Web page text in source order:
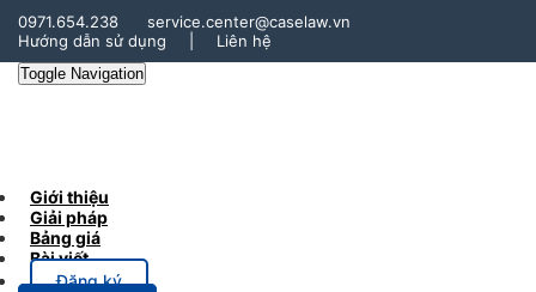
0971.654.238
service.center@caselaw.vn
Hướng dẫn sử dụng
Liên hệ
Toggle Navigation
Giới thiệu
Giải pháp
Bảng giá
Bài viết
Đăng ký